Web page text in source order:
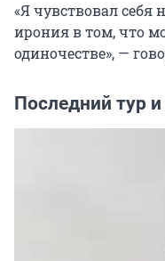
«Я чувствовал себя
ирония в том, что
одиночестве», —
Последний тур